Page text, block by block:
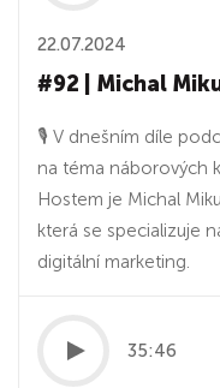
22.07.2024
#92 | Michal
🎙 V dnešním díle
na téma náborových
Hostem je Michal
která se specializuje
digitální marketing.
35:46